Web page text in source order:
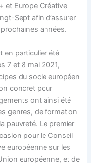
et Europe Créative,
Sept afin d’assurer
années.
en particulier été
7 et 8 mai 2021,
du socle européen
concret pour
ont ainsi été
genres, de formation
pauvreté. Le premier
pour le Conseil
européenne sur les
européenne, et de